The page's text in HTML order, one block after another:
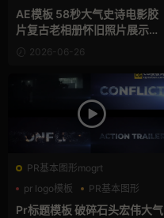
AE模板 58秒大气史诗电影胶
片复古老相册怀旧照片展示动
画 2026-06-26
PR基本图形mogrt
pr logo模板
PR基本图形
三维
Pr标题模板 破碎石头宏伟大气